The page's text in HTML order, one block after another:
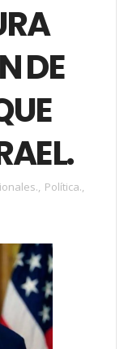
DE
, Política.,